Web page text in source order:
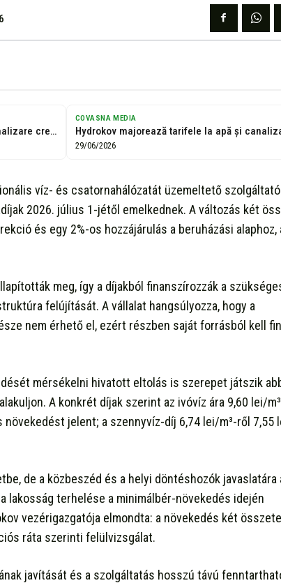
HydroKov anunţă că tarifele la apă și canalizare cresc din iulie în...
COVASNA MEDIA
29/06/2026
víz- és csatornahálózatát üzemeltető szolgáltató
2026. július 1-jétől emelkednek. A változás két
és egy 2%-os hozzájárulás a beruházási alaphoz,
meg, így a díjakból finanszírozzák a
felújítását. A vállalat hangsúlyozza, hogy a
nem érhető el, ezért részben saját forrásból kell
mérsékelni hivatott eltolás is szerepet játszik
A konkrét díjak szerint az ivóvíz ára 9,60 lei/
növekedést jelent; a szennyvíz-díj 6,74 lei/m³-ről 7,55
de a közbeszéd és a helyi döntéshozók javaslatára
lakosság terhelése a minimálbér-növekedés idején
vezérigazgatója elmondta: a növekedés két
ráta szerinti felülvizsgálat.
javítását és a szolgáltatás hosszú távú